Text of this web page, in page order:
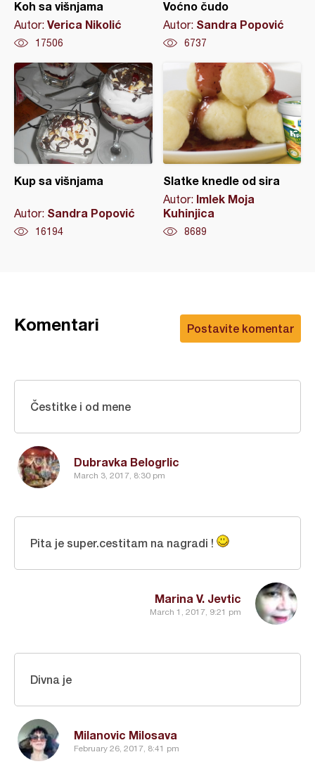
Koh sa višnjama
Autor: Verica Nikolić
17506
Voćno čudo
Autor: Sandra Popović
6737
Kup sa višnjama
Autor: Sandra Popović
16194
Slatke knedle od sira
Autor: Imlek Moja
Kuhinjica
8689
Postavite komentar
Komentari
Dubravka Belogrlic
March 3, 2017, 8:30 pm
Čestitke i od mene
Marina V. Jevtic
March 1, 2017, 9:21 pm
Pita je super.cestitam na nagradi !
Milanovic Milosava
February 26, 2017, 8:41 pm
Divna je